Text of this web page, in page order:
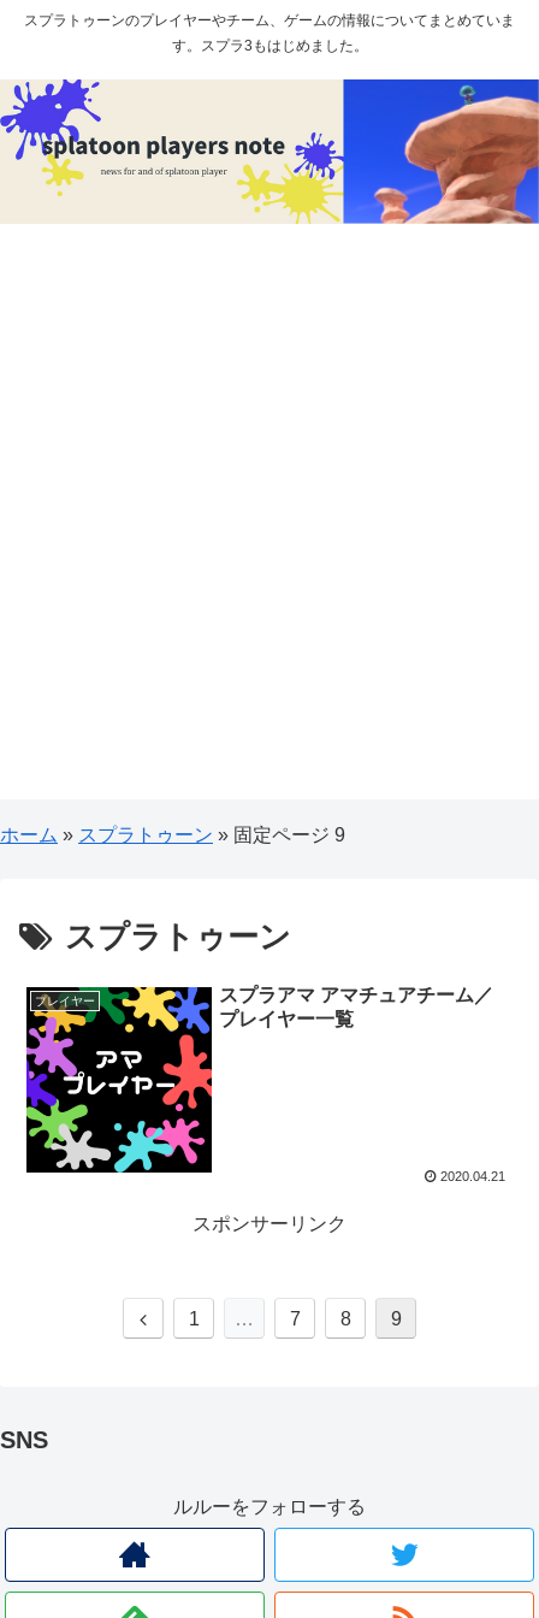
スプラトゥーンのプレイヤーやチーム、ゲームの情報についてまとめていま
す。スプラ3もはじめました。
ホーム » スプラトゥーン » 固定ページ 9
スプラトゥーン
プレイヤー
スプラアマ アマチュアチーム／
プレイヤー一覧
2020.04.21
スポンサーリンク
1 … 7 8 9
SNS
ルルーをフォローする